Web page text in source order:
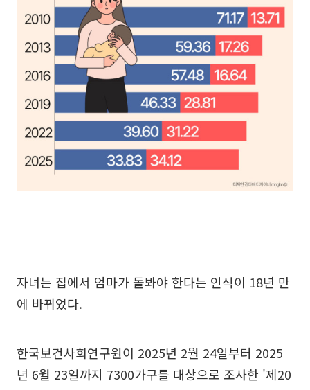
자녀는 집에서 엄마가 돌봐야 한다는 인식이 18년 만
에 바뀌었다.
한국보건사회연구원이 2025년 2월 24일부터 2025
년 6월 23일까지 7300가구를 대상으로 조사한 '제20